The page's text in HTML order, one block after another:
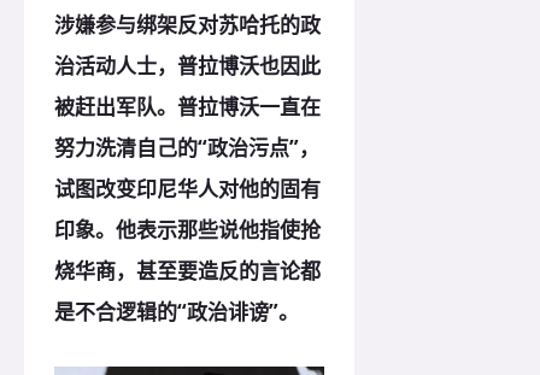
涉嫌参与绑架反对苏哈托的政
治活动人士，普拉博沃也因此
被赶出军队。普拉博沃一直在
努力洗清自己的“政治污点”，
试图改变印尼华人对他的固有
印象。他表示那些说他指使抢
烧华商，甚至要造反的言论都
是不合逻辑的“政治诽谤”。